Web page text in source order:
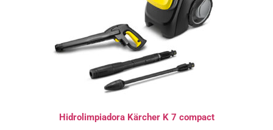
Hidrolimpiadora Kärcher K 7 compact